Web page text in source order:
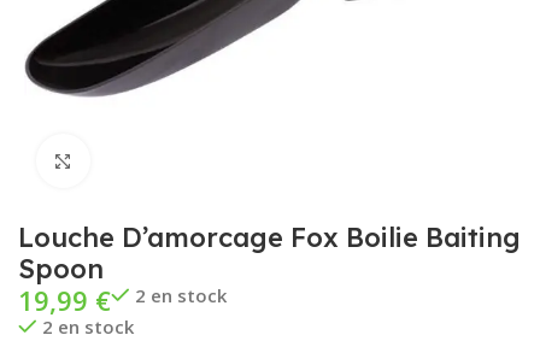
Louche D’amorcage Fox Boilie Baiting
Spoon
19,99 €
2 en stock
2 en stock